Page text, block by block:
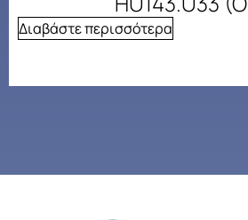
Διαβάστε περισσότερα